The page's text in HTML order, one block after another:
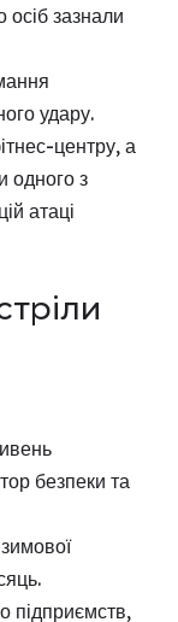
зазнали
удару.
центру, а
одного з
атаці
безпеки та
підприємств,